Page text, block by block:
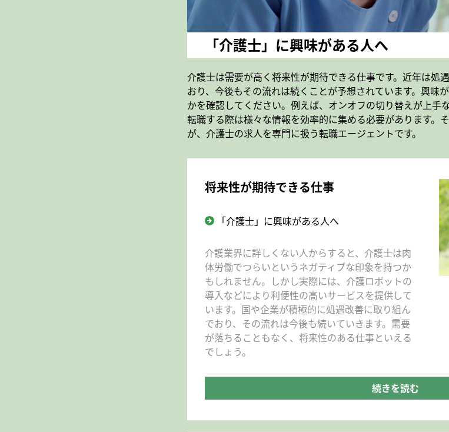
「介護士」に興味がある人へ
介護士は需要が高く将来性が期待できる仕事です。近年は処
おり、今後もその流れは続くことが予想されています。興味
かを確認してください。例えば、オンオフの切り替えが上手
転職する際は様々な情報を効率的に集める必要があります。
が、介護士の求人を専門に扱う転職エージェントです。
将来性が期待できる仕事
「介護士」に興味がある人へ
介護業界に詳しくない人からすると、介護士は肉
体労働でつらいというネガティブな印象を持つか
もしれません。しかし実際には、介護ロボットの
導入などにより利便性の高いサービスを提供して
います。国や企業が積極的に処遇改善に取り組ん
でおり、その流れは今後も続いていきます。需要
が落ちることもなく、将来性のある仕事といえる
でしょう。
続きを読む